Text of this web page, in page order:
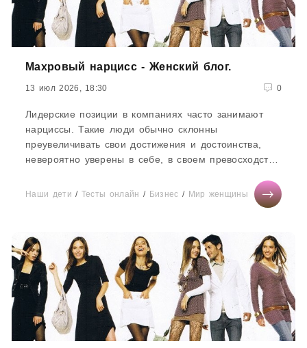
Махровый нарцисс - Женский блог.
13 июл 2026, 18:30 0
Лидерские позиции в компаниях часто занимают
нарциссы. Такие люди обычно склонны
преувеличивать свои достижения и достоинства,
невероятно уверены в себе, в своем превосходстве
при этом зачастую очень харизматичны и обожают
Наши дети / Тесты онлайн / Бизнес / Мир женщины